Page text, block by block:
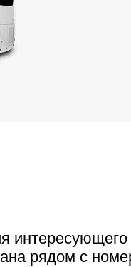
рядом с